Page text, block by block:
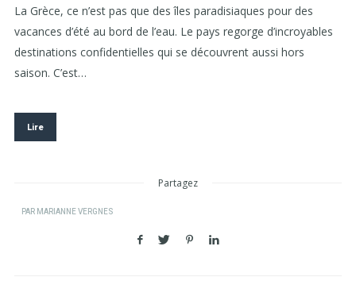
La Grèce, ce n’est pas que des îles paradisiaques pour des
vacances d’été au bord de l’eau. Le pays regorge d’incroyables
destinations confidentielles qui se découvrent aussi hors
saison. C’est…
Lire
Partagez
PAR MARIANNE VERGNES